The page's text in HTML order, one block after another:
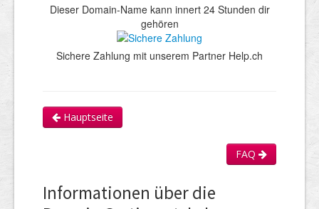
Dieser Domain-Name kann innert 24 Stunden dir
gehören
Sichere Zahlung mit unserem Partner Help.ch
Hauptseite
FAQ
Informationen über die